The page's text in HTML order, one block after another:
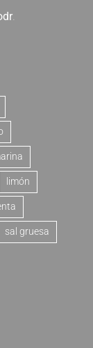
.
limón
sal gruesa